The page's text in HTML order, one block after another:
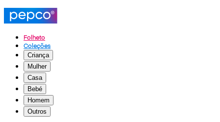
Folheto
Coleções
Criança
Mulher
Casa
Bebé
Homem
Outros